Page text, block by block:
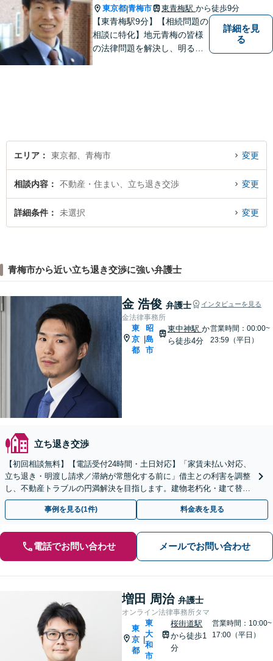
東京都|青梅市 東青梅駅 から徒歩9分
【東青梅駅9分】【相続問題の
相談に特化】地元青梅の皆様
の法律問題を解決し、明るく
詳細を見
る
エリア 東京都、青梅市 変更
相談内容 不動産・住まい、立ち退き交渉 変更
詳細条件 未選択 変更
青梅市から近い立ち退き交渉に強い弁護士
金 浩俊 弁護士 インタビューを見る
金法律事務所
東
京
都
昭
島
市
東中神駅 か
ら徒歩4分
営業時間：00:00~
23:59（平日）
立ち退き交渉
【初回相談無料】【電話受付24時間・土日対応】「家賃未払い対応、
立ち退き・明渡し請求／滞納が常態化する前に」借主との利害を調整
し、不動産トラブルの円満解決を目指します。建物老朽化・建て替え
時の対応もお任せ。契約書の作成・リーガルチェックほか
事例を見る(1件) 料金表を見る
電話でお問い合わせ メールでお問い合わせ
増田 周治 弁護士
オンライン法律事務所タマ
東
京
都
|
東
大
和
市
桜街道駅
から徒歩1
分
営業時間：10:00~
17:00（平日）